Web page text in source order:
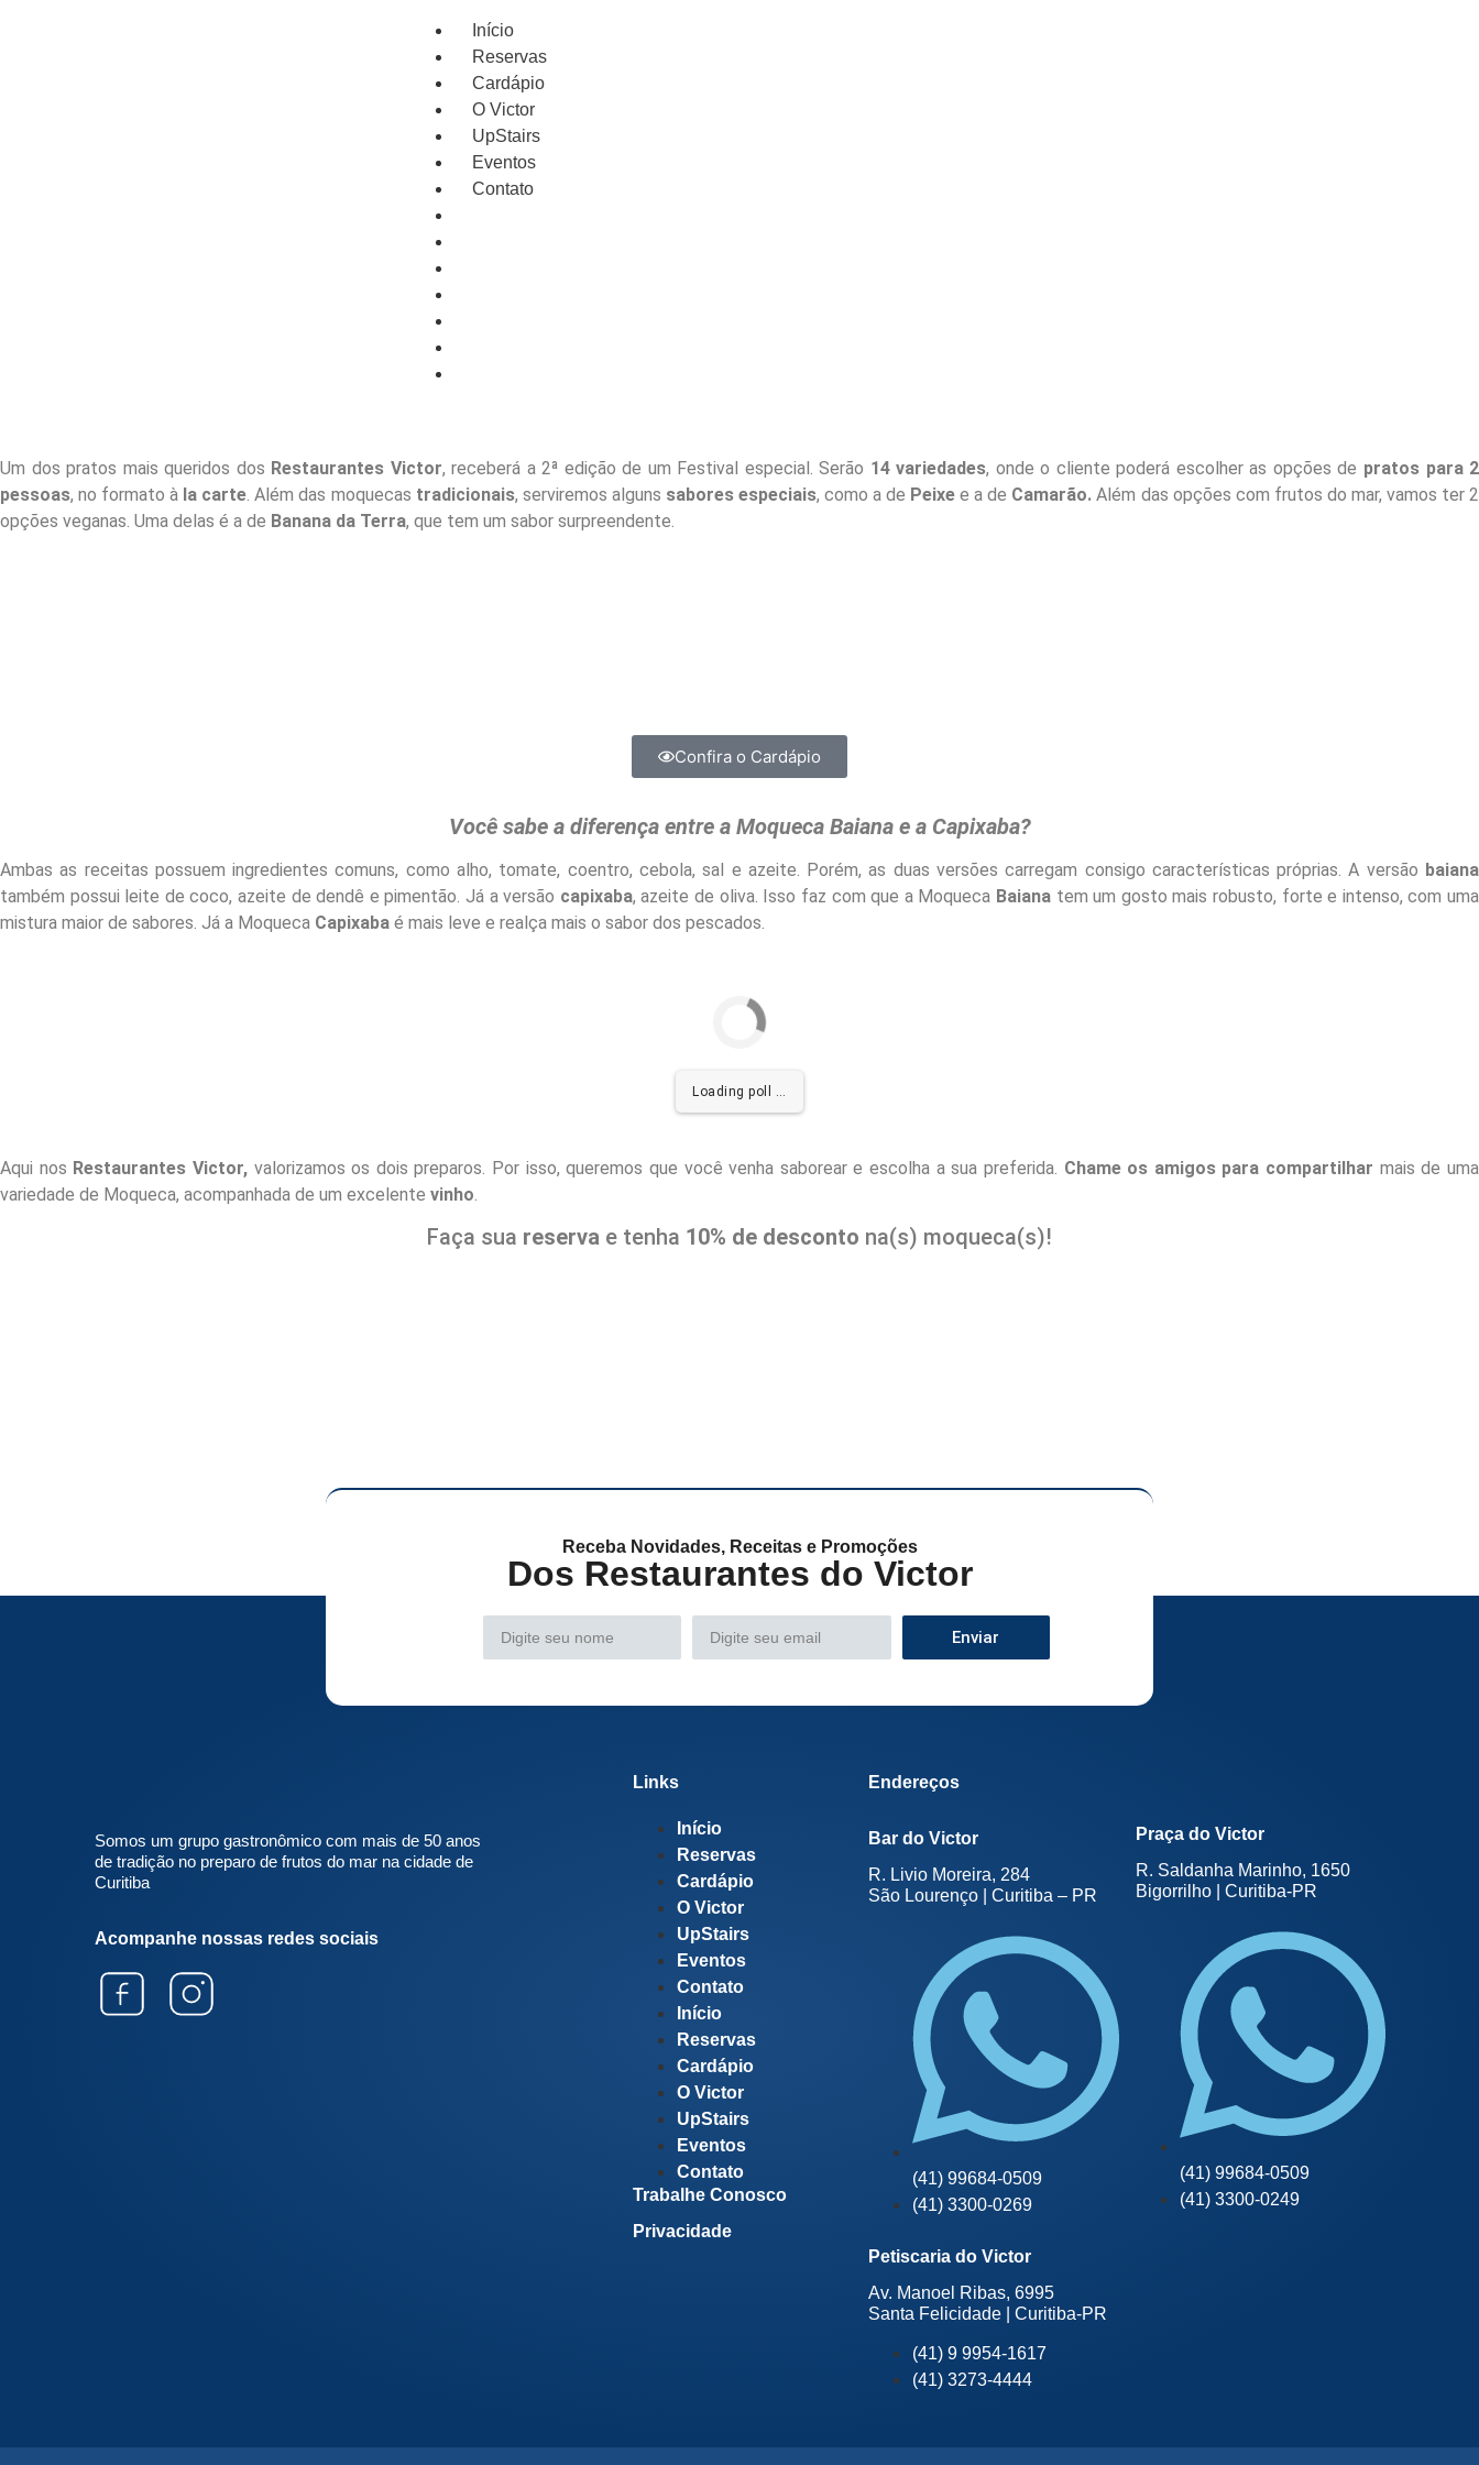
Início
Reservas
Cardápio
O Victor
UpStairs
Eventos
Contato
Um dos pratos mais queridos dos Restaurantes Victor, receberá a 2ª edição de um Festival especial. Serão 14 variedades, onde o cliente poderá escolher as opções de pratos para 2
pessoas, no formato à la carte. Além das moquecas tradicionais, serviremos alguns sabores especiais, como a de Peixe e a de Camarão. Além das opções com frutos do mar, vamos ter 2
opções veganas. Uma delas é a de Banana da Terra, que tem um sabor surpreendente.
Confira o Cardápio
Você sabe a diferença entre a Moqueca Baiana e a Capixaba?
Ambas as receitas possuem ingredientes comuns, como alho, tomate, coentro, cebola, sal e azeite. Porém, as duas versões carregam consigo características próprias. A versão baiana
também possui leite de coco, azeite de dendê e pimentão. Já a versão capixaba, azeite de oliva. Isso faz com que a Moqueca Baianatem um gosto mais robusto, forte e intenso, com uma
mistura maior de sabores. Já a Moqueca Capixaba é mais leve e realça mais o sabor dos pescados.
Loading poll …
Aqui nos Restaurantes Victor, valorizamos os dois preparos. Por isso, queremos que você venha saborear e escolha a sua preferida. Chame os amigos para compartilhar mais de uma
variedade de Moqueca, acompanhada de um excelente vinho
Faça sua reserva e tenha 10% de desconto na(s) moqueca(s)!
Receba Novidades, Receitas e Promoções
Dos Restaurantes do Victor
Enviar
Somos um grupo gastronômico com mais de 50 anos
de tradição no preparo de frutos do mar na cidade de
Curitiba
Acompanhe nossas redes sociais
Links
Início
Reservas
Cardápio
O Victor
UpStairs
Eventos
Contato
Início
Reservas
Cardápio
O Victor
UpStairs
Eventos
Contato
Trabalhe Conosco
Privacidade
Endereços
Bar do Victor
R. Livio Moreira, 284
São Lourenço | Curitiba – PR
(41) 99684-0509
(41) 3300-0269
Petiscaria do Victor
Av. Manoel Ribas, 6995
Santa Felicidade | Curitiba-PR
(41) 9 9954-1617
(41) 3273-4444
Praça do Victor
R. Saldanha Marinho, 1650
Bigorrilho | Curitiba-PR
(41) 99684-0509
(41) 3300-0249